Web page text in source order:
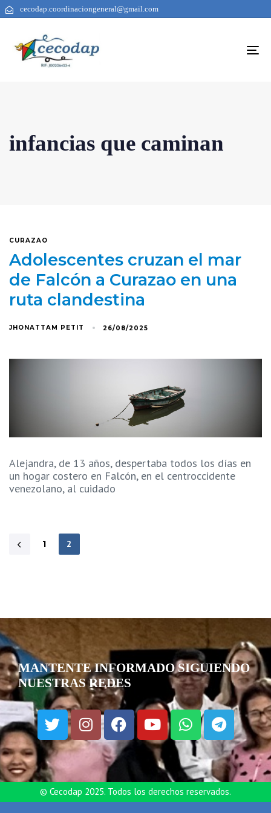
cecodap.coordinaciongeneral@gmail.com
infancias que caminan
CURAZAO
Adolescentes cruzan el mar
de Falcón a Curazao en una
ruta clandestina
JHONATTAM PETIT 26/08/2025
Alejandra, de 13 años, despertaba todos los días en
un hogar costero en Falcón, en el centroccidente
venezolano, al cuidado
1 2
MANTENTE INFORMADO SIGUIENDO
NUESTRAS REDES
© Cecodap 2025. Todos los derechos reservados.